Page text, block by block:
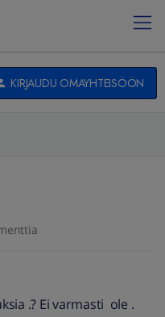
KIRJAUDU OMAYHTEISÖÖN
.? Ei varmasti ole .